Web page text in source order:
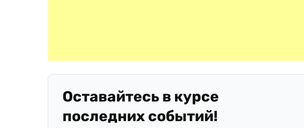
Оставайтесь в курсе
последних событий!